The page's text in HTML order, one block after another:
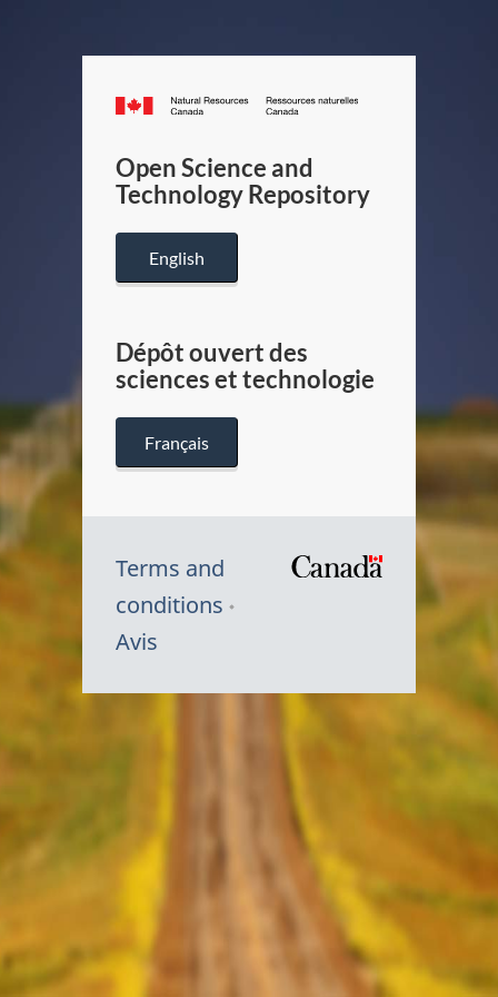
Canada.ca
/
Canada
Open Science and
Technology Repository
English
Dépôt ouvert des
sciences et technologie
Français
Terms and
conditions
Avis
Symbole
Canada